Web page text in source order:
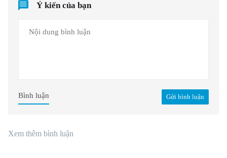
Ý kiến của bạn
Gửi bình luận
Bình luận
Xem thêm bình luận